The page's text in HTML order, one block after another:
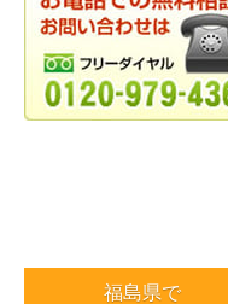
福島県で